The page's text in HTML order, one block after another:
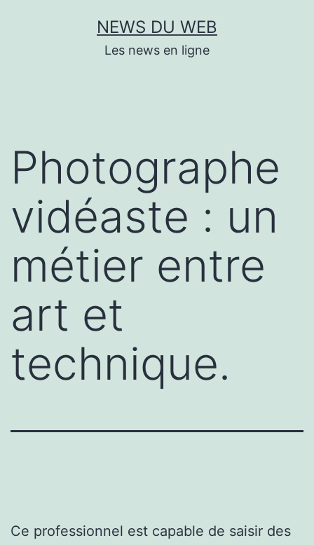
NEWS DU WEB
Les news en ligne
Photographe
vidéaste : un
métier entre
art et
technique.
Ce professionnel est capable de saisir des